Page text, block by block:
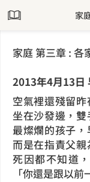
家
家庭 第三章 : 各
2013年4月13日
空氣裡還殘留
坐在沙發邊，
最燦爛的孩子
而是在指責父
死因都不知道
「你還是跟以前